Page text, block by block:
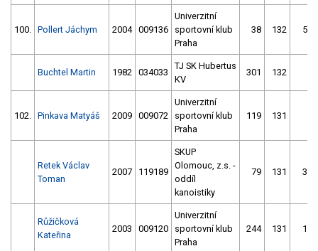
100. Pollert Jáchym 2004 009136
Univerzitní
sportovní klub
Praha
38 132 50
Buchtel Martin 1982 034033
TJ SK Hubertus
KV
301 132
102. Pinkava Matyáš 2009 009072
Univerzitní
sportovní klub
Praha
119 131
Retek Václav
Toman
2007 119189
SKUP
Olomouc, z.s. -
oddíl
kanoistiky
79 131 30
Růžičková
Kateřina
2003 009120
Univerzitní
sportovní klub
Praha
244 131 10